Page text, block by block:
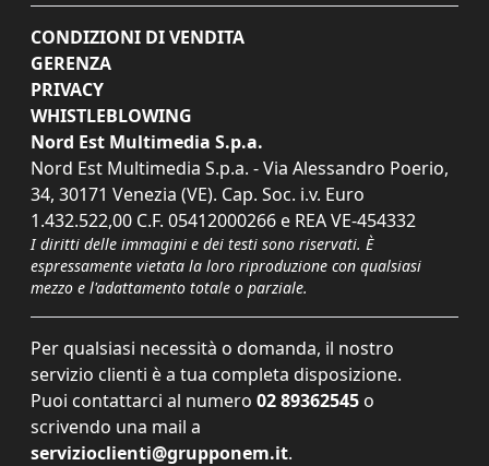
CONDIZIONI DI VENDITA
GERENZA
PRIVACY
WHISTLEBLOWING
Nord Est Multimedia S.p.a.
Nord Est Multimedia S.p.a. - Via Alessandro Poerio,
34, 30171 Venezia (VE). Cap. Soc. i.v. Euro
1.432.522,00 C.F. 05412000266 e REA VE-454332
I diritti delle immagini e dei testi sono riservati. È
espressamente vietata la loro riproduzione con qualsiasi
mezzo e l'adattamento totale o parziale.
Per qualsiasi necessità o domanda, il nostro
servizio clienti è a tua completa disposizione.
Puoi contattarci al numero 02 89362545 o
scrivendo una mail a
servizioclienti@grupponem.it.